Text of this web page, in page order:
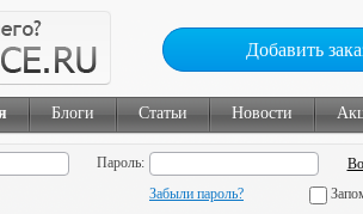
Добавить
Блоги Статьи Новости
Пароль:
Забыли пароль?